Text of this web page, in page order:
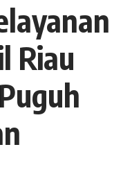
Riau